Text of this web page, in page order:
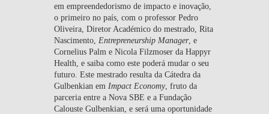
em empreendedorismo de impacto e inovação,
o primeiro no país, com o professor Pedro
Oliveira, Diretor Académico do mestrado, Rita
Nascimento, Entrepreneurship Manager, e
Cornelius Palm e Nicola Filzmoser da Happyr
Health, e saiba como este poderá mudar o seu
futuro. Este mestrado resulta da Cátedra da
Gulbenkian em Impact Economy, fruto da
parceria entre a Nova SBE e a Fundação
Calouste Gulbenkian, e será uma oportunidade